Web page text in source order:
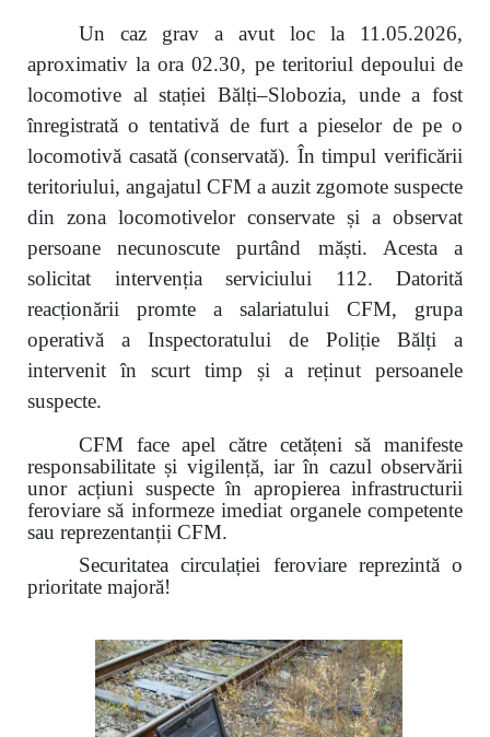
Un caz grav a avut loc la 11.05.2026,
aproximativ la ora 02.30, pe teritoriul depoului de
locomotive al stației Bălți–Slobozia, unde a fost
înregistrată o tentativă de furt a pieselor de pe o
locomotivă casată (conservată). În timpul verificării
teritoriului, angajatul CFM a auzit zgomote suspecte
din zona locomotivelor conservate și a observat
persoane necunoscute purtând măști. Acesta a
solicitat intervenția serviciului 112. Datorită
reacționării promte a salariatului CFM, grupa
operativă a Inspectoratului de Poliție Bălți a
intervenit în scurt timp și a reținut persoanele
suspecte.
CFM face apel către cetățeni să manifeste
responsabilitate și vigilență, iar în cazul observării
unor acțiuni suspecte în apropierea infrastructurii
feroviare să informeze imediat organele competente
sau reprezentanții CFM.
Securitatea circulației feroviare reprezintă o
prioritate majoră!